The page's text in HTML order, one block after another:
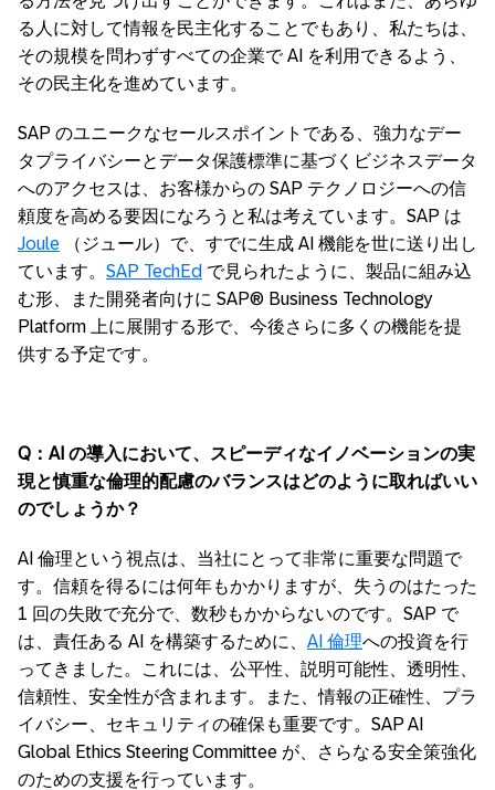
る人に対して情報を民主化することでもあり、私たちは、
その規模を問わずすべての企業で AI を利用できるよう、
その民主化を進めています。
SAP のユニークなセールスポイントである、強力なデー
タプライバシーとデータ保護標準に基づくビジネスデータ
へのアクセスは、お客様からの SAP テクノロジーへの信
頼度を高める要因になろうと私は考えています。SAP は
Joule （ジュール）で、すでに生成 AI 機能を世に送り出し
ています。 SAP TechEd で見られたように、製品に組み込
む形、また開発者向けに SAP® Business Technology
Platform 上に展開する形で、今後さらに多くの機能を提
供する予定です。
Q：AI の導入において、スピーディなイノベーションの実
現と慎重な倫理的配慮のバランスはどのように取ればいい
のでしょうか？
AI 倫理という視点は、当社にとって非常に重要な問題で
す。信頼を得るには何年もかかりますが、失うのはたった
1 回の失敗で充分で、数秒もかからないのです。SAP で
は、責任ある AI を構築するために、 AI 倫理への投資を行
ってきました。これには、公平性、説明可能性、透明性、
信頼性、安全性が含まれます。また、情報の正確性、プラ
イバシー、セキュリティの確保も重要です。SAP AI
Global Ethics Steering Committee が、さらなる安全策強化
のための支援を行っています。